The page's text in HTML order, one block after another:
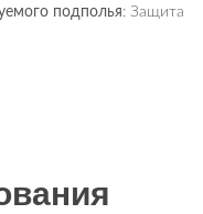
подполья: Защита